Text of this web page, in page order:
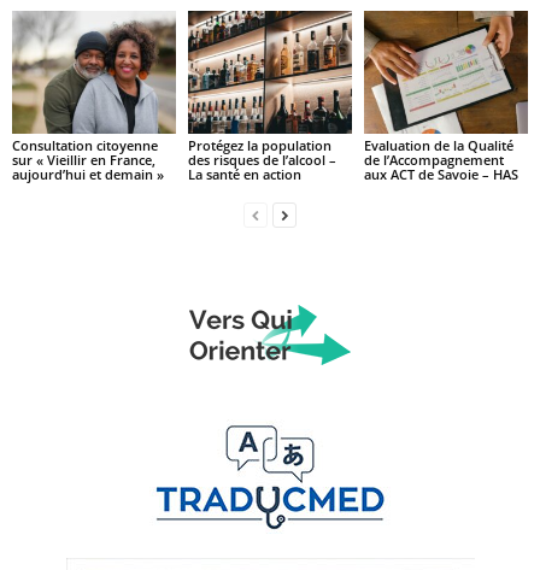
Consultation citoyenne
sur « Vieillir en France,
aujourd’hui et demain »
Protégez la population
des risques de l’alcool –
La santé en action
Evaluation de la Qualité
de l’Accompagnement
aux ACT de Savoie – HAS